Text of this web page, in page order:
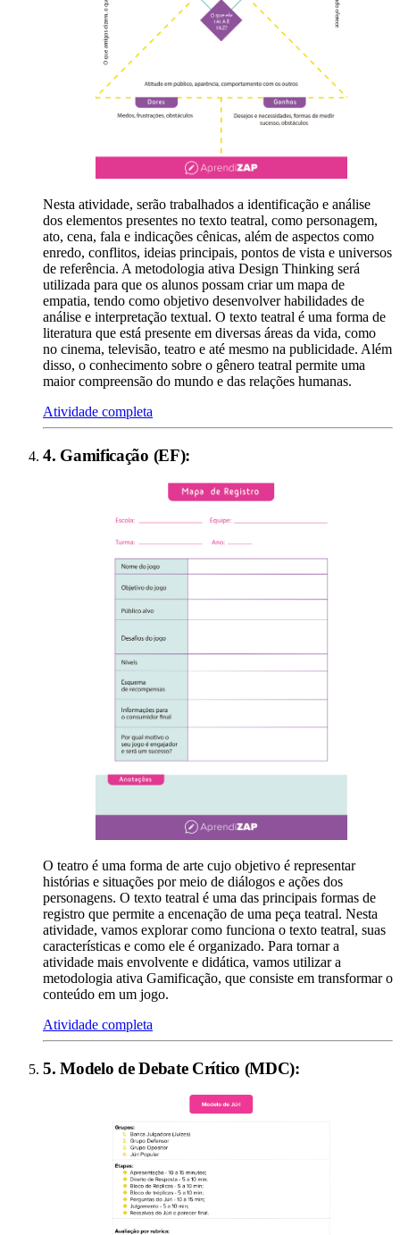
Nesta atividade, serão trabalhados a identificação e análise
dos elementos presentes no texto teatral, como personagem,
ato, cena, fala e indicações cênicas, além de aspectos como
enredo, conflitos, ideias principais, pontos de vista e universos
de referência. A metodologia ativa Design Thinking será
utilizada para que os alunos possam criar um mapa de
empatia, tendo como objetivo desenvolver habilidades de
análise e interpretação textual. O texto teatral é uma forma de
literatura que está presente em diversas áreas da vida, como
no cinema, televisão, teatro e até mesmo na publicidade. Além
disso, o conhecimento sobre o gênero teatral permite uma
maior compreensão do mundo e das relações humanas.
Atividade completa
4. Gamificação (EF):
O teatro é uma forma de arte cujo objetivo é representar
histórias e situações por meio de diálogos e ações dos
personagens. O texto teatral é uma das principais formas de
registro que permite a encenação de uma peça teatral. Nesta
atividade, vamos explorar como funciona o texto teatral, suas
características e como ele é organizado. Para tornar a
atividade mais envolvente e didática, vamos utilizar a
metodologia ativa Gamificação, que consiste em transformar o
conteúdo em um jogo.
Atividade completa
5.Modelo de Debate Crítico (MDC):